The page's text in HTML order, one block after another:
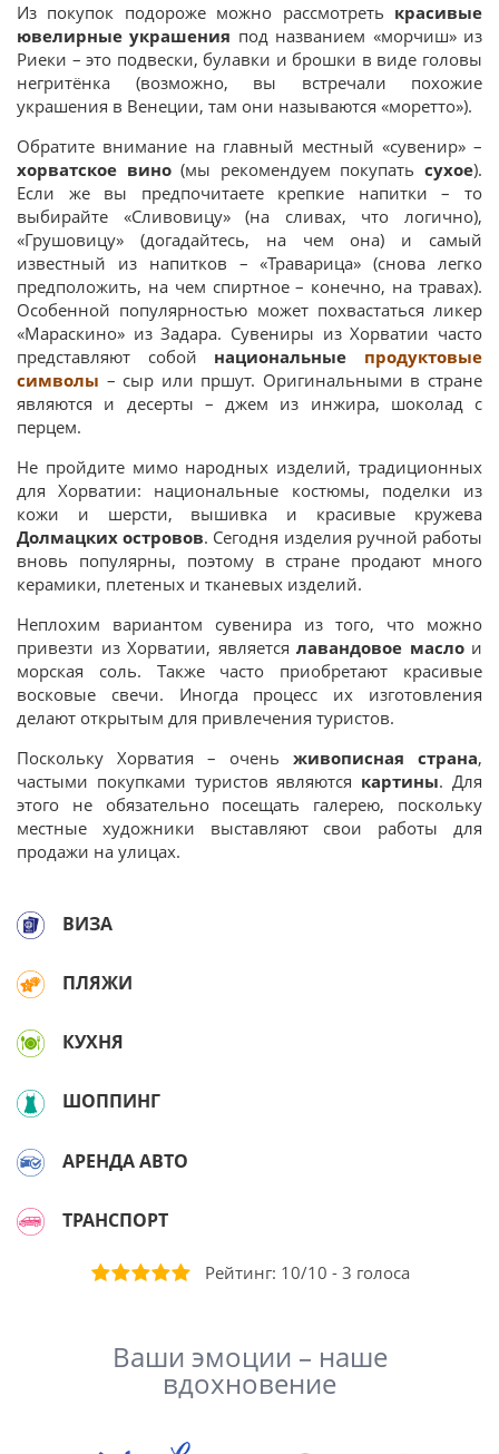
Из покупок подороже можно рассмотреть красивые
ювелирные украшения под названием «морчиш» из
Риеки – это подвески, булавки и брошки в виде головы
негритёнка (возможно, вы встречали похожие
украшения в Венеции, там они называются «моретто»).
Обратите внимание на главный местный «сувенир» –
хорватское вино(мы рекомендуем покупатьсухое).
Если же вы предпочитаете крепкие напитки – то
выбирайте «Сливовицу» (на сливах, что логично),
«Грушовицу» (догадайтесь, на чем она) и самый
известный из напитков – «Траварица» (снова легко
предположить, на чем спиртное – конечно, на травах).
Особенной популярностью может похвастаться ликер
«Мараскино» из Задара. Сувениры из Хорватии часто
представляют собой национальные продуктовые
символы – сыр или пршут. Оригинальными в стране
являются и десерты – джем из инжира, шоколад с
перцем.
Не пройдите мимо народных изделий, традиционных
для Хорватии: национальные костюмы, поделки из
кожи и шерсти, вышивка и красивые кружева
Долмацких островов. Сегодня изделия ручной работы
вновь популярны, поэтому в стране продают много
керамики, плетеных и тканевых изделий.
Неплохим вариантом сувенира из того, что можно
привезти из Хорватии, является лавандовое маслои
морская соль. Также часто приобретают красивые
восковые свечи. Иногда процесс их изготовления
делают открытым для привлечения туристов.
Поскольку Хорватия – очень живописная страна,
частыми покупками туристов являются картины. Для
этого не обязательно посещать галерею, поскольку
местные художники выставляют свои работы для
продажи на улицах.
ВИЗА
ПЛЯЖИ
КУХНЯ
ШОППИНГ
АРЕНДА АВТО
ТРАНСПОРТ
Рейтинг: 10/10 - 3 голоса
Ваши эмоции – наше
вдохновение